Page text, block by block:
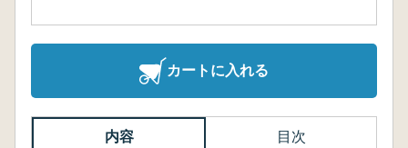
カートに入れる
内容 目次